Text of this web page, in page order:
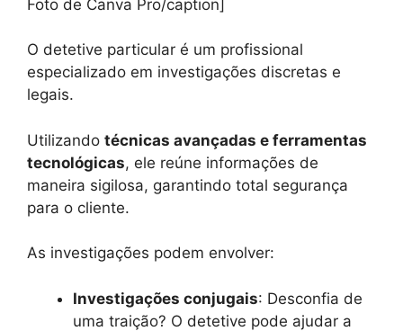
Foto de Canva Pro/caption]
O detetive particular é um profissional
especializado em investigações discretas e
legais.
Utilizando técnicas avançadas e ferramentas
tecnológicas, ele reúne informações de
maneira sigilosa, garantindo total segurança
para o cliente.
As investigações podem envolver:
Investigações conjugais: Desconfia de
uma traição? O detetive pode ajudar a